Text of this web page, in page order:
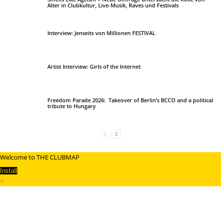
Alter in Clubkultur, Live-Musik, Raves und Festivals
Interview: Jenseits von Millionen FESTIVAL
Artist Interview: Girls of the Internet
Freedom Parade 2026: Takeover of Berlin’s BCCO and a political
tribute to Hungary
Welcome to THE CLUBMAP
Install
×